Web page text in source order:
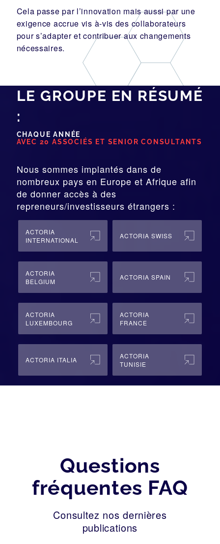
Cela passe par l’innovation mais aussi par une
exigence accrue vis à-vis des collaborateurs
pour s’adapter et contribuer aux changements
nécessaires.
LE GROUPE EN RÉSUMÉ
:
CHAQUE ANNÉE
AVEC 20 ASSOCIÉS ET SENIOR CONSULTANTS
Nous sommes implantés dans de
nombreux pays en Europe et Afrique afin
de donner accès à des
repreneurs/investisseurs étrangers :
ACTORIA
INTERNATIONAL
ACTORIA SWISS
ACTORIA
BELGIUM
ACTORIA SPAIN
ACTORIA
LUXEMBOURG
ACTORIA
FRANCE
ACTORIA ITALIA
ACTORIA
TUNISIE
Questions
fréquentes FAQ
Consultez nos dernières
publications